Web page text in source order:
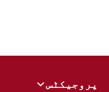
پروجیکٹس